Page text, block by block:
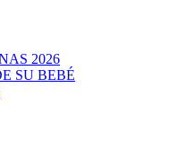
2026
SU BEBÉ